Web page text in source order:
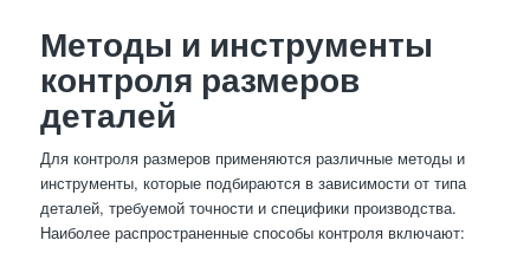
Методы и инструменты
контроля размеров
деталей
Для контроля размеров применяются различные методы и
инструменты, которые подбираются в зависимости от типа
деталей, требуемой точности и специфики производства.
Наиболее распространенные способы контроля включают: